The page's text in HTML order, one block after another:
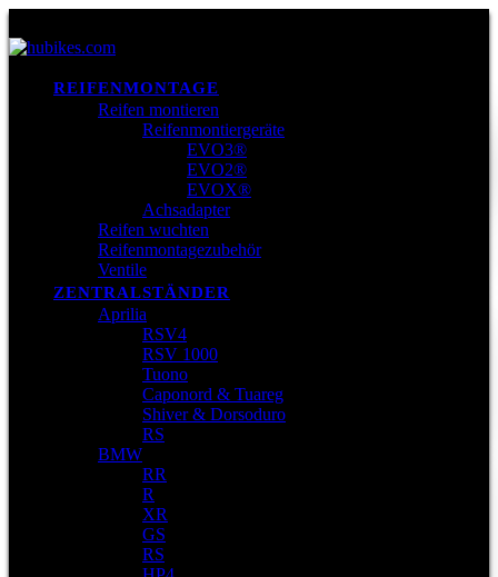
REIFENMONTAGE
Reifen montieren
Reifenmontiergeräte
EVO3®
EVO2®
EVOX®
Achsadapter
Reifen wuchten
Reifenmontagezubehör
Ventile
ZENTRALSTÄNDER
Aprilia
RSV4
RSV 1000
Tuono
Caponord & Tuareg
Shiver & Dorsoduro
RS
BMW
RR
R
XR
GS
RS